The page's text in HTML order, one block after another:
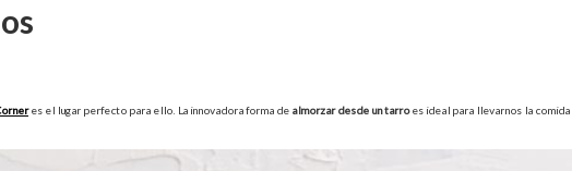
es el lugar perfecto para ello. La innovadora forma de almorzar desde un tarroes ideal para llevarnos la